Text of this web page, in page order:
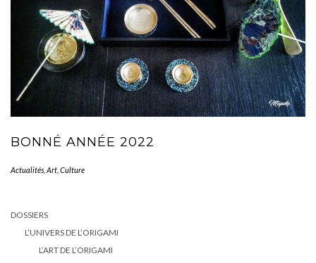
BONNÉ ANNÉE 2022
Actualités Art Culture
DOSSIERS
L’UNIVERS DE L’ORIGAMI
L’ART DE L’ORIGAMI